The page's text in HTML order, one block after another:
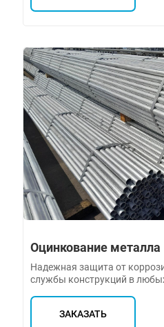
Оцинкование металла
Надежная защита от
службы конструкций в
ЗАКАЗАТЬ